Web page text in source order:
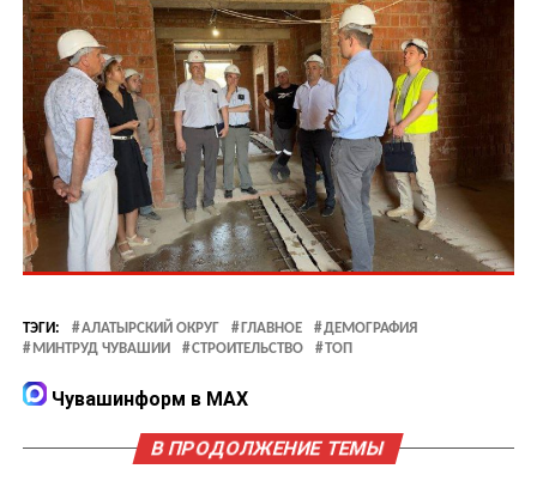
ТЭГИ: АЛАТЫРСКИЙ ОКРУГ ГЛАВНОЕ
ДЕМОГРАФИЯ
МИНТРУД ЧУВАШИИ
СТРОИТЕЛЬСТВО ТОП
Чувашинформ в MAX
В ПРОДОЛЖЕНИЕ ТЕМЫ